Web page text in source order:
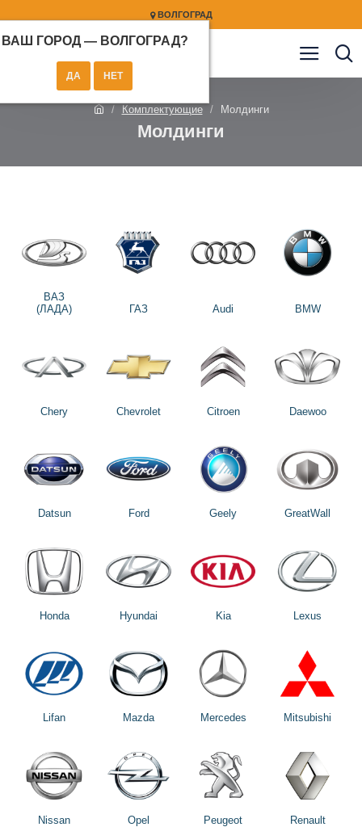
ВОЛГОГРАД
ВАШ ГОРОД — ВОЛГОГРАД?
Комплектующие Молдинги
Молдинги
ВАЗ
(ЛАДА)
ГАЗ Audi BMW
Chery Chevrolet Citroen Daewoo
Datsun Ford Geely GreatWall
Honda Hyundai Kia Lexus
Lifan Mazda Mercedes Mitsubishi
Nissan Opel Peugeot Renault